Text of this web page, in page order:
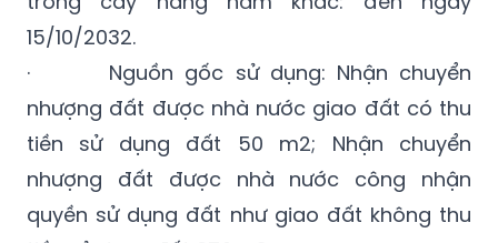
· Nguồn gốc sử dụng: Nhận chuyển
nhượng đất được nhà nước giao đất có thu
tiền sử dụng đất 50 m2; Nhận chuyển
nhượng đất được nhà nước công nhận
quyền sử dụng đất như giao đất không thu
tiền sử dụng đất 67,1 m2.
5. Nơi có tài sản đấu giá:tại Tổ dân phố 4,